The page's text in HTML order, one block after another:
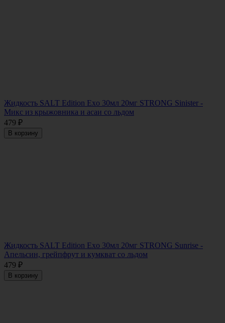
Жидкость SALT Edition Exo 30мл 20мг STRONG Sinister -
Микс из крыжовника и асаи со льдом
479 ₽
В корзину
Жидкость SALT Edition Exo 30мл 20мг STRONG Sunrise -
Апельсин, грейпфрут и кумкват со льдом
479 ₽
В корзину